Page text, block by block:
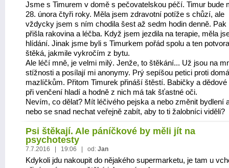
Jsme s Timurem v domě s pečovatelskou péčí. Timur bude
28. února čtyři roky. Měla jsem zdravotní potíže s chůzí, ale
vždycky jsem s ním chodila šest až sedm hodin denně. Pak
přišla rakovina a léčba. Když jsem jezdila na terapie, měla
hlídání. Jinak jsme byli s Timurkem pořád spolu a ten
štěká, jakmile vykročím z bytu.
Ale léčí mně, je velmi milý. Jenže, to štěkání... Už jsou na
stížnosti a posílají mi anonymy. Prý sepíšou petici proti
mazlíčkům. Přitom Timurek přináší štěstí. Babičky a dědové
při venčení hladí a hodně z nich má tak šťastné oči.
Nevím, co dělat? Mít léčivého pejska a nebo změnit bydlení
nebo se snad nechat veřejně zabít, aby to ti žalobníci viděli?
Psi štěkají. Ale páníčkové by měli jít na
psychotesty
7.7.2016 | 19:06 | od: Jan
Kdykoli jdu nakoupit do nějakého supermarketu, je tam u